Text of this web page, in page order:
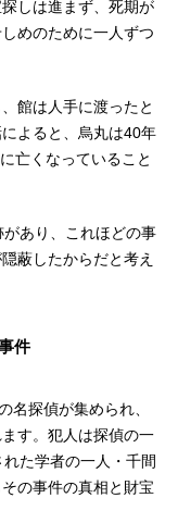
しは進まず、死期が
めのために一人ずつ
館は人手に渡ったと
よると、烏丸は40年
亡くなっていること
あり、これほどの事
蔽したからだと考え
件
名探偵が集められ、
す。犯人は探偵の一
た学者の一人・千間
の事件の真相と財宝